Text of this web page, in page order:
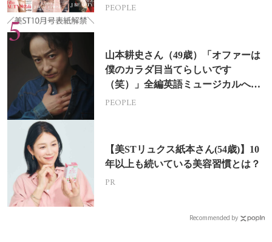
PEOPLE
山本耕史さん（49歳）「オファーは
僕のカラダ目当てらしいです
（笑）」全編英語ミュージカルへの
挑戦
PEOPLE
【美STリュクス紙本さん(54歳)】10
年以上も続いている美容習慣とは？
PR
Recommended by